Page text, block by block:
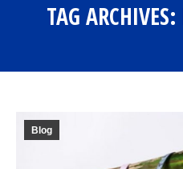
TAG ARCHIVES:
Blog